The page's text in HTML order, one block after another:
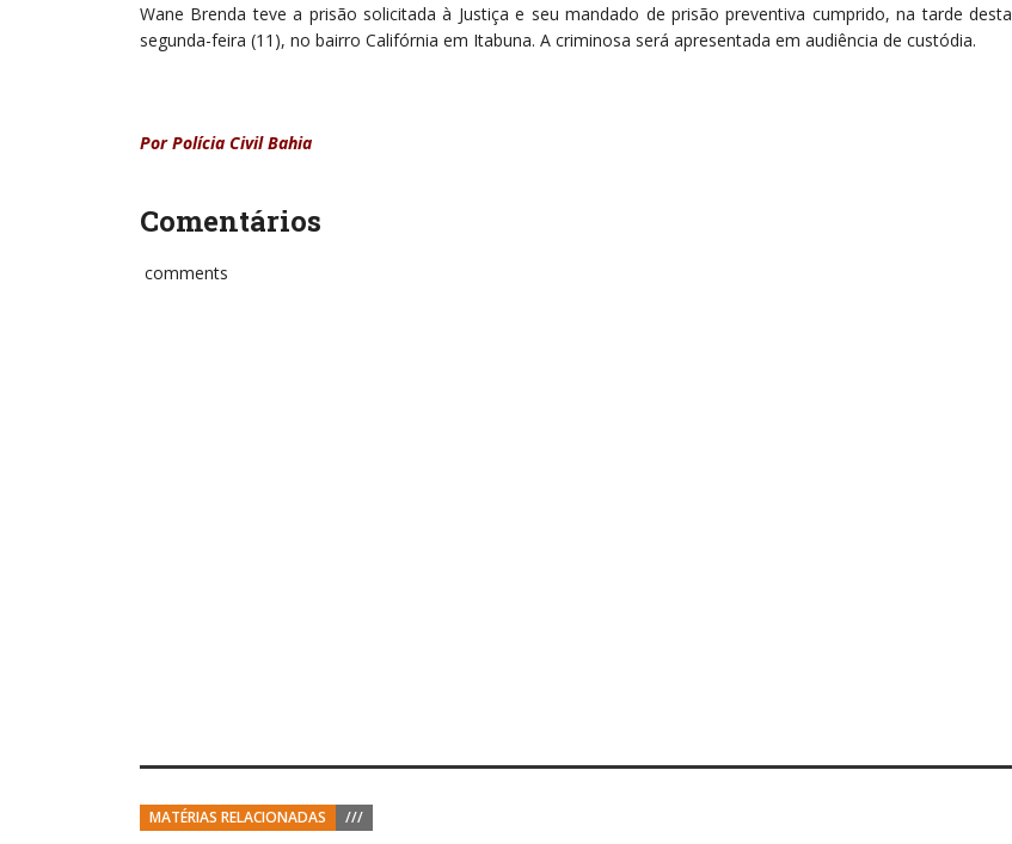
Wane Brenda teve a prisão solicitada à Justiça e seu mandado de prisão preventiva cumprido, na tarde desta
segunda-feira (11), no bairro Califórnia em Itabuna. A criminosa será apresentada em audiência de custódia.
Por Polícia Civil Bahia
Comentários
comments
MATÉRIAS RELACIONADAS ///